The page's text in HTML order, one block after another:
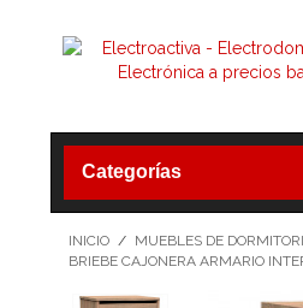
Categorías
INICIO / MUEBLES DE
BRIEBE CAJONERA ARMARIO